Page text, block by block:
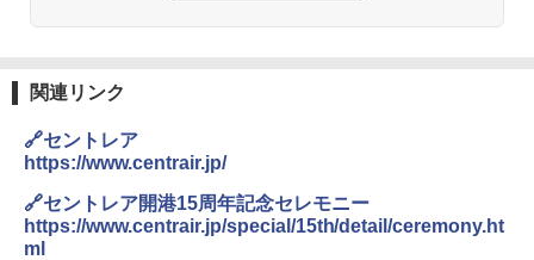
A26 地球の歩き方 チェコ ポーランド スロヴ
ァキア 2026～2027 地球の歩き方A ヨーロッ
易 トイレテント (グレー)
テント ワンタッチ RENEW 幅200 2-3人用 43
￥5,999
関の購入実績 登山・キャンプ・アウトドア・
026リニューアル 急速冷凍 空間倍増 衛生的
コンパクト 保冷力長持ち
関連リンク
🔗セントレア
https://www.centrair.jp/
🔗セントレア開港15周年記念セレモニー
https://www.centrair.jp/special/15th/detail/ceremony.ht
ml